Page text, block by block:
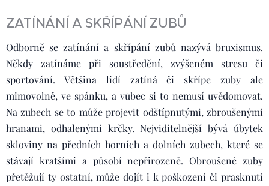
ZATÍNÁNÍ A SKŘÍPÁNÍ ZUBŮ
Odborně se zatínání a skřípání zubů nazývá bruxismus.
Někdy zatínáme při soustředění, zvýšeném stresu či
sportování. Většina lidí zatíná či skřípe zuby ale
mimovolně, ve spánku, a vůbec si to nemusí uvědomovat.
Na zubech se to může projevit odštípnutými, zbroušenými
hranami, odhalenými krčky. Nejviditelnější bývá úbytek
skloviny na předních horních a dolních zubech, které se
stávají kratšími a působí nepřirozeně. Obroušené zuby
přetěžují ty ostatní, může dojít i k poškození či prasknutí